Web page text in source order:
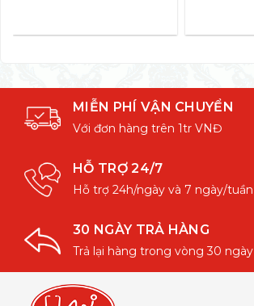
MIỄN PHÍ VẬN CHUYỂN
Với đơn hàng trên 1tr VNĐ
HỖ TRỢ 24/7
Hỗ trợ 24h/ngày và 7 ngày/tuần
30 NGÀY TRẢ HÀNG
Trả lại hàng trong vòng 30 ngày